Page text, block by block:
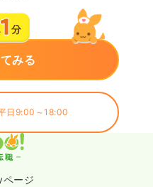
みる
日9:00～18:00
ページ